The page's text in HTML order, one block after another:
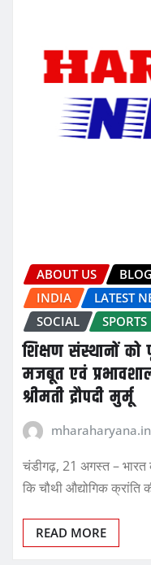
ABOUT US BLOG
INDIA
LATEST
SOCIAL
SPORTS
शिक्षण संस्थानों को
मजबूत एवं
श्रीमती द्रौपदी मुर्मू
mharaharyana.in
चंडीगढ़, 21 अगस्त – भारत
कि चौथी औद्योगिक क्रांति
READ MORE